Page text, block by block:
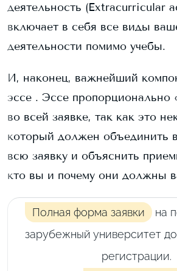
деятельность (Extracurricular
включает в себя все виды
деятельности помимо учебы.
И, наконец, важнейший
эссе . Эссе пропорционально
во всей заявке, так как это
который должен объединить
всю заявку и объяснить
кто вы и почему они должны
Полная форма заявки
на
зарубежный университет
регистрации.